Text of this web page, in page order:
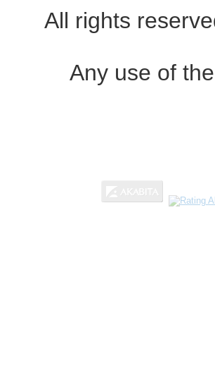
All rights
Any use of